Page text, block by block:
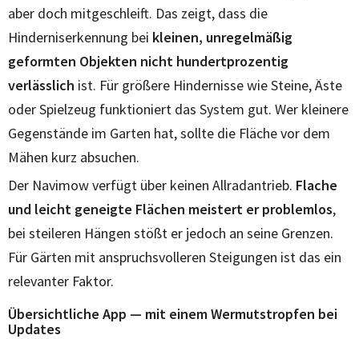
aber doch mitgeschleift. Das zeigt, dass die
Hinderniserkennung bei kleinen, unregelmäßig
geformten Objekten nicht hundertprozentig
verlässlich ist. Für größere Hindernisse wie Steine, Äste
oder Spielzeug funktioniert das System gut. Wer kleinere
Gegenstände im Garten hat, sollte die Fläche vor dem
Mähen kurz absuchen.
Der Navimow verfügt über keinen Allradantrieb. Flache
und leicht geneigte Flächen meistert er problemlos,
bei steileren Hängen stößt er jedoch an seine Grenzen.
Für Gärten mit anspruchsvolleren Steigungen ist das ein
relevanter Faktor.
Übersichtliche App — mit einem Wermutstropfen bei
Updates